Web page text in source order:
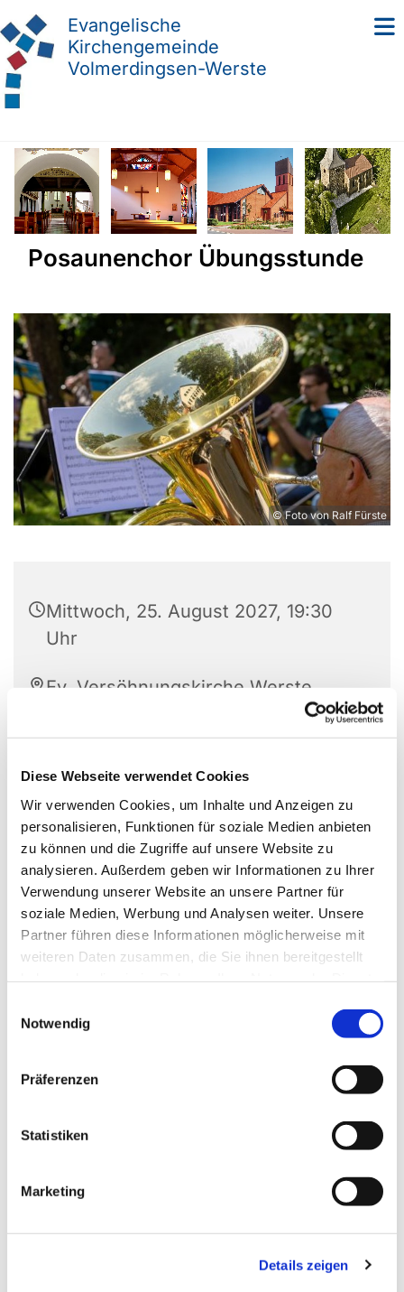
Diese Webseite verwendet Cookies
Wir verwenden Cookies, um Inhalte und Anzeigen zu
personalisieren, Funktionen für soziale Medien anbieten
zu können und die Zugriffe auf unsere Website zu
analysieren. Außerdem geben wir Informationen zu Ihrer
Verwendung unserer Website an unsere Partner für
soziale Medien, Werbung und Analysen weiter. Unsere
Partner führen diese Informationen möglicherweise mit
weiteren Daten zusammen, die Sie ihnen bereitgestellt
Notwendig
Präferenzen
Statistiken
Marketing
Details zeigen
Evangelische
Kirchengemeinde
Volmerdingsen-Werste
Posaunenchor Übungsstunde
© Foto von Ralf Fürste
Mittwoch, 25. August 2027, 19:30
Uhr
Ev. Versöhnungskirche Werste,
Oeynhausen
Dies könnte Sie auch